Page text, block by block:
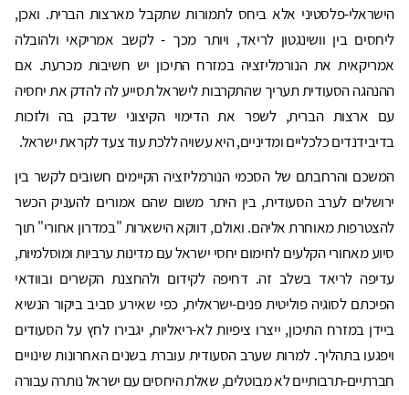
הישראלי-פלסטיני אלא ביחס לתמורות שתקבל מארצות הברית. ואכן,
ליחסים בין וושינגטון לריאד, ויותר מכך - לקשב אמריקאי ולהובלה
אמריקאית את הנורמליזציה במזרח התיכון יש חשיבות מכרעת. אם
ההנהגה הסעודית תעריך שהתקרבות לישראל תסייע לה להדק את יחסיה
עם ארצות הברית, לשפר את הדימוי הקיצוני שדבק בה ולזכות
בדיבידנדים כלכליים ומדיניים, היא עשויה ללכת עוד צעד לקראת ישראל.
המשכם והרחבתם של הסכמי הנורמליזציה הקיימים חשובים לקשר בין
ירושלים לערב הסעודית, בין היתר משום שהם אמורים להעניק הכשר
להצטרפות מאוחרת אליהם. ואולם, דווקא הישארות "במדרון אחורי" תוך
סיוע מאחורי הקלעים לחימום יחסי ישראל עם מדינות ערביות ומוסלמיות,
עדיפה לריאד בשלב זה. דחיפה לקידום ולהחצנת הקשרים ובוודאי
הפיכתם לסוגיה פוליטית פנים-ישראלית, כפי שאירע סביב ביקור הנשיא
ביידן במזרח התיכון, ייצרו ציפיות לא-ריאליות, יגבירו לחץ על הסעודים
ויפגעו בתהליך. למרות שערב הסעודית עוברת בשנים האחרונות שינויים
חברתיים-תרבותיים לא מבוטלים, שאלת היחסים עם ישראל נותרה עבורה